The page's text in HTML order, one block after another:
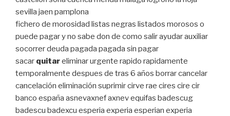
sevilla jaen pamplona
fichero de morosidad listas negras listados morosos o
puede pagar y no sabe don de como salir ayudar auxiliar
socorrer deuda pagada pagada sin pagar
sacar quitareliminar urgente rapido rapidamente
temporalmente despues de tras 6 años borrar cancelar
cancelación eliminación suprimir cirve rae cires cire cir
banco españa asnevaxnef axnev equifas badescug
badescu badexcu esperia experia esperian experia